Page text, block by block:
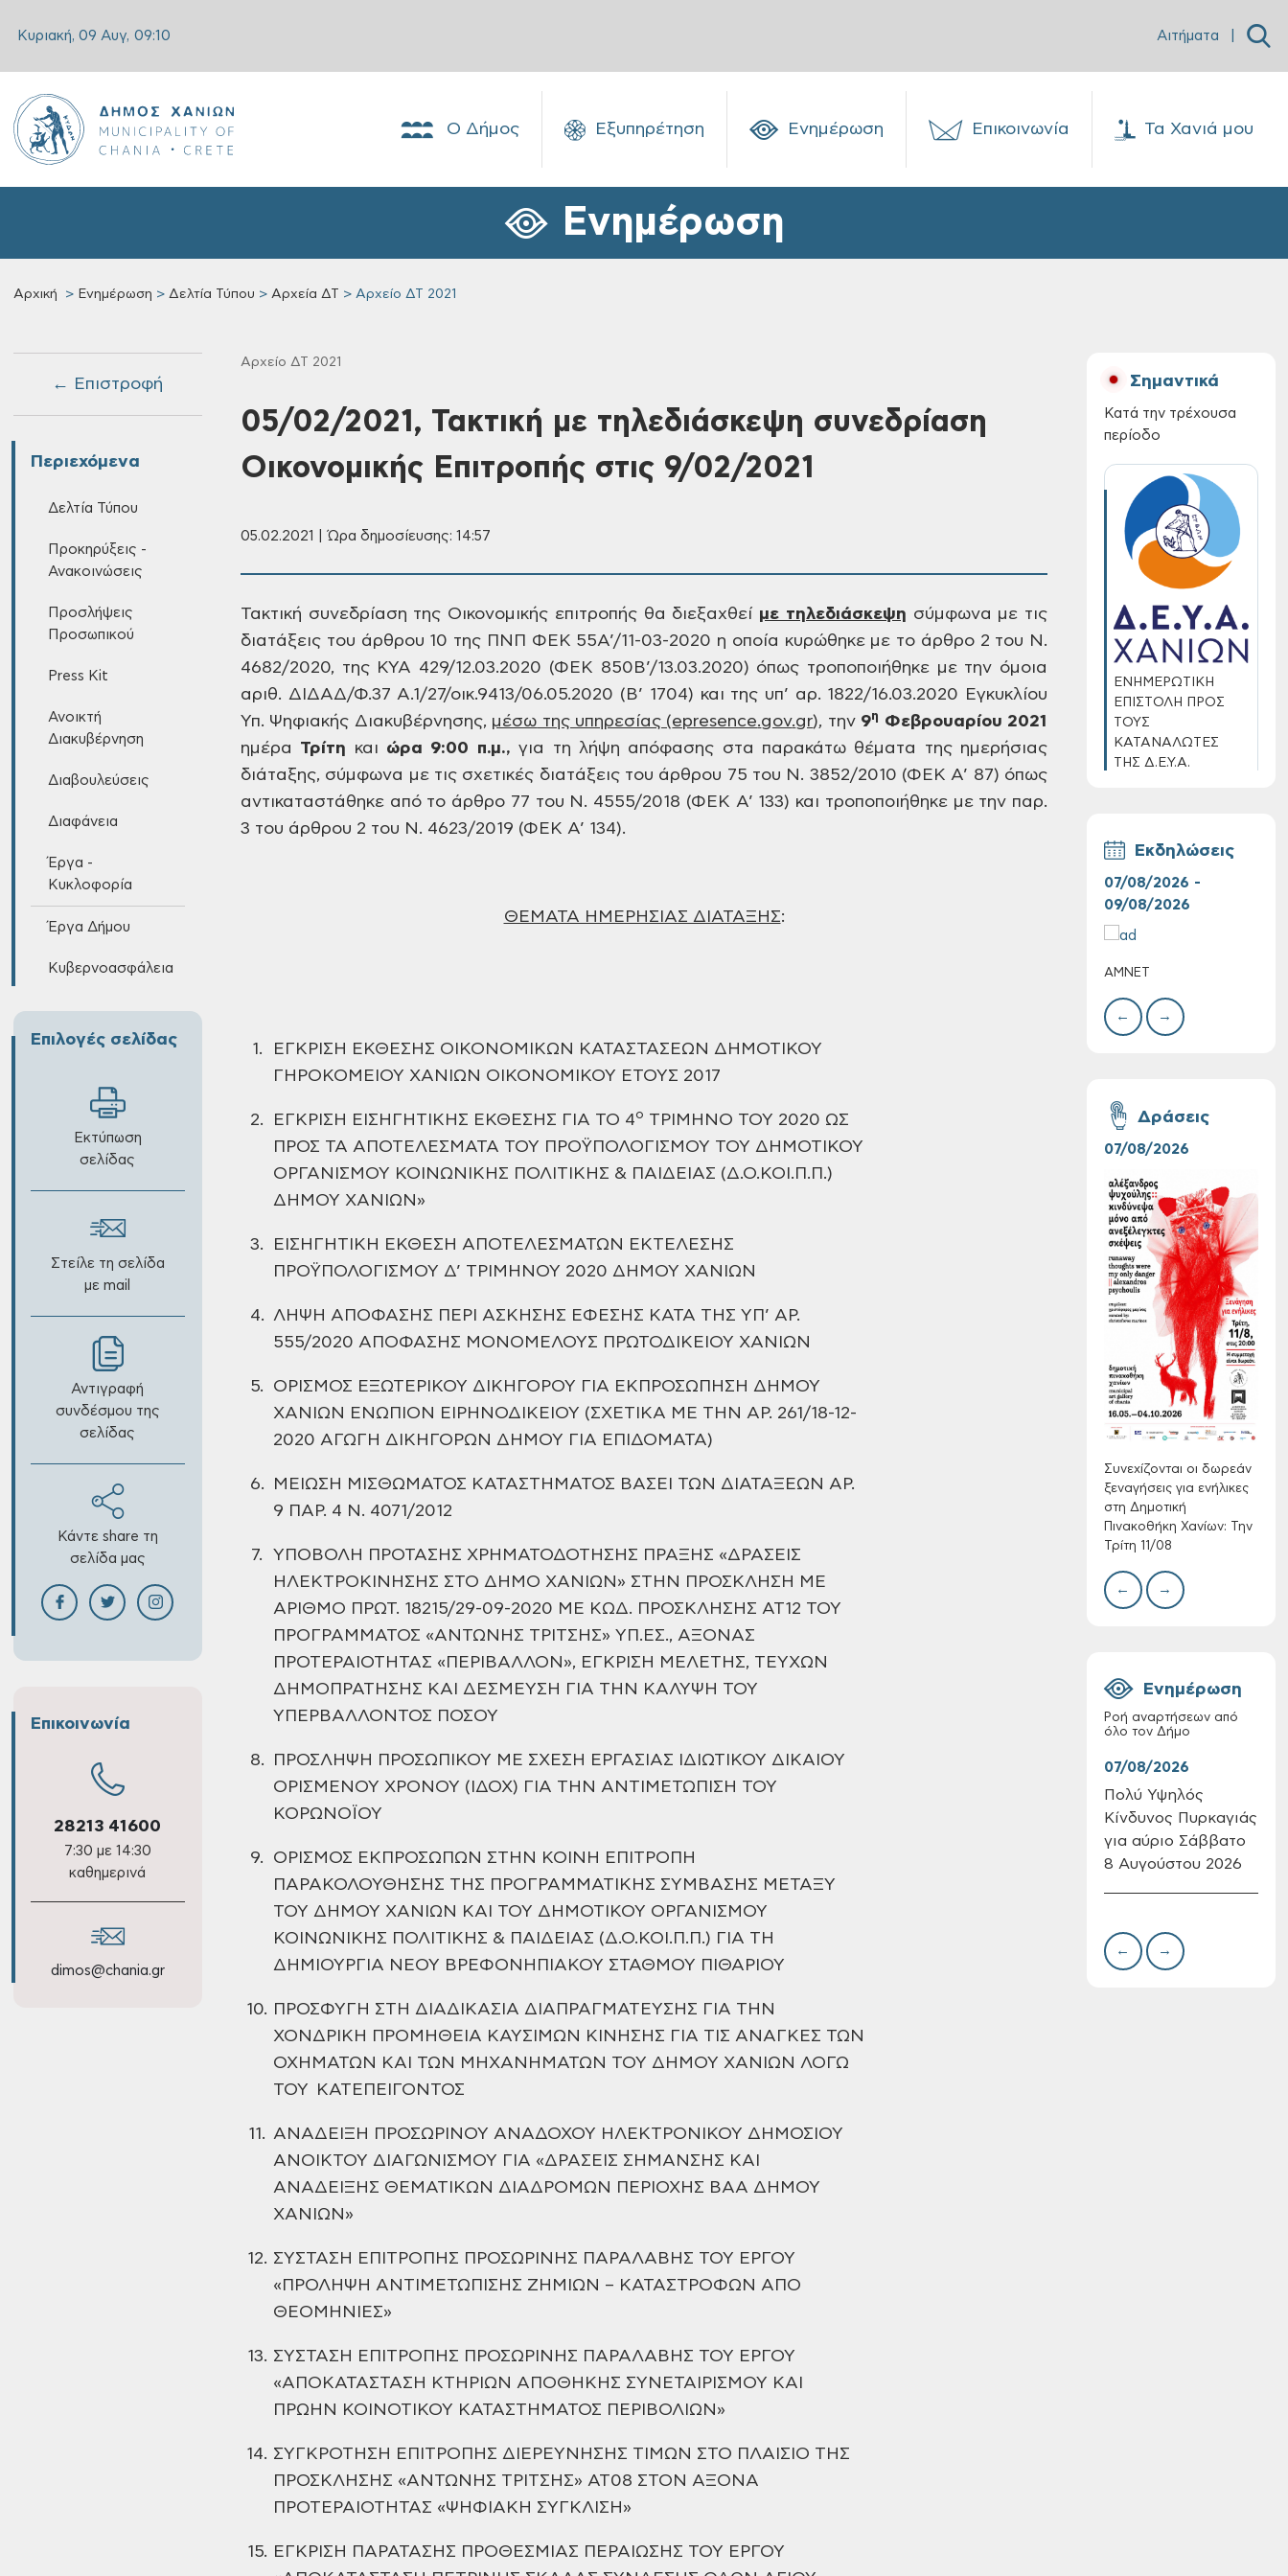
Κυριακή, 09 Αυγ, 09:10 Αιτήματα
Ο Δήμος Εξυπηρέτηση Ενημέρωση Επικοινωνία Τα Χανιά μου
Ενημέρωση
Αρχική Ενημέρωση Δελτία Τύπου Αρχεία ΔΤ Αρχείο ΔΤ 2021
← Επιστροφή
Περιεχόμενα
Δελτία Τύπου
Προκηρύξεις -
Ανακοινώσεις
Προσλήψεις
Προσωπικού
Press Kit
Ανοικτή
Διακυβέρνηση
Διαβουλεύσεις
Διαφάνεια
Έργα -
Κυκλοφορία
Έργα Δήμου
Κυβερνοασφάλεια
Επιλογές σελίδας
Εκτύπωση
σελίδας
Στείλε τη σελίδα
με mail
Αντιγραφή
συνδέσμου της
σελίδας
Κάντε share τη
σελίδα μας
Επικοινωνία
28213 41600
7:30 με 14:30
καθημερινά
dimos@chania.gr
Αρχείο ΔΤ 2021
05/02/2021, Τακτική με τηλεδιάσκεψη συνεδρίαση
Οικονομικής Επιτροπής στις 9/02/2021
05.02.2021 | Ώρα δημοσίευσης: 14:57
Τακτική συνεδρίαση της Οικονομικής επιτροπής θα διεξαχθεί με τηλεδιάσκεψη σύμφωνα με τις
διατάξεις του άρθρου 10 της ΠΝΠ ΦΕΚ 55Α’/11-03-2020 η οποία κυρώθηκε με το άρθρο 2 του Ν.
4682/2020, της ΚΥΑ 429/12.03.2020 (ΦΕΚ 850Β’/13.03.2020) όπως τροποποιήθηκε με την όμοια
αριθ. ΔΙΔΑΔ/Φ.37 Α.1/27/οικ.9413/06.05.2020 (Β’ 1704) και της υπ’ αρ. 1822/16.03.2020 Εγκυκλίου
Υπ. Ψηφιακής Διακυβέρνησης, μέσω της υπηρεσίας (epresence.gov.gr), την9η Φεβρουαρίου 2021
ημέρα
Τρίτη και ώρα 9:00 π.μ.,για τη λήψη απόφασης στα παρακάτω θέματα της ημερήσιας
διάταξης, σύμφωνα με τις σχετικές διατάξεις του άρθρου 75 του Ν. 3852/2010 (ΦΕΚ Α’ 87) όπως
αντικαταστάθηκε από το άρθρο 77 του Ν. 4555/2018 (ΦΕΚ Α’ 133) και τροποποιήθηκεμε την παρ.
3 του άρθρου 2 του Ν. 4623/2019 (ΦΕΚ Α’ 134).
ΘΕΜΑΤΑ ΗΜΕΡΗΣΙΑΣ ΔΙΑΤΑΞΗΣ:
1.
ΕΓΚΡΙΣΗ ΕΚΘΕΣΗΣ ΟΙΚΟΝΟΜΙΚΩΝ ΚΑΤΑΣΤΑΣΕΩΝ ΔΗΜΟΤΙΚΟΥ
ΓΗΡΟΚΟΜΕΙΟΥ ΧΑΝΙΩΝ ΟΙΚΟΝΟΜΙΚΟΥ ΕΤΟΥΣ 2017
2. ΕΓΚΡΙΣΗ ΕΙΣΗΓΗΤΙΚΗΣ ΕΚΘΕΣΗΣ ΓΙΑ ΤΟ 4ο ΤΡΙΜΗΝΟ ΤΟΥ 2020 ΩΣ
ΠΡΟΣ ΤΑ ΑΠΟΤΕΛΕΣΜΑΤΑ ΤΟΥ ΠΡΟΫΠΟΛΟΓΙΣΜΟΥ ΤΟΥ ΔΗΜΟΤΙΚΟΥ
ΟΡΓΑΝΙΣΜΟΥ ΚΟΙΝΩΝΙΚΗΣ ΠΟΛΙΤΙΚΗΣ & ΠΑΙΔΕΙΑΣ (Δ.Ο.ΚΟΙ.Π.Π.)
ΔΗΜΟΥ ΧΑΝΙΩΝ»
3.
ΕΙΣΗΓΗΤΙΚΗ ΕΚΘΕΣΗ ΑΠΟΤΕΛΕΣΜΑΤΩΝ ΕΚΤΕΛΕΣΗΣ
ΠΡΟΫΠΟΛΟΓΙΣΜΟΥ Δ’ ΤΡΙΜΗΝΟΥ 2020 ΔΗΜΟΥ ΧΑΝΙΩΝ
4. ΛΗΨΗ ΑΠΟΦΑΣΗΣ ΠΕΡΙ ΑΣΚΗΣΗΣ ΕΦΕΣΗΣ ΚΑΤΑ ΤΗΣ ΥΠ’ ΑΡ.
555/2020 ΑΠΟΦΑΣΗΣ ΜΟΝΟΜΕΛΟΥΣ ΠΡΩΤΟΔΙΚΕΙΟΥ ΧΑΝΙΩΝ
5.
ΟΡΙΣΜΟΣ ΕΞΩΤΕΡΙΚΟΥ ΔΙΚΗΓΟΡΟΥ ΓΙΑ ΕΚΠΡΟΣΩΠΗΣΗ ΔΗΜΟΥ
ΧΑΝΙΩΝ ΕΝΩΠΙΟΝ ΕΙΡΗΝΟΔΙΚΕΙΟΥ (ΣΧΕΤΙΚΑ ΜΕ ΤΗΝ ΑΡ. 261/18-12-
2020 ΑΓΩΓΗ ΔΙΚΗΓΟΡΩΝ ΔΗΜΟΥ ΓΙΑ ΕΠΙΔΟΜΑΤΑ)
6.
ΜΕΙΩΣΗ ΜΙΣΘΩΜΑΤΟΣ ΚΑΤΑΣΤΗΜΑΤΟΣ ΒΑΣΕΙ ΤΩΝ ΔΙΑΤΑΞΕΩΝ ΑΡ.
9 ΠΑΡ. 4 Ν. 4071/2012
7.
ΥΠΟΒΟΛΗ ΠΡΟΤΑΣΗΣ ΧΡΗΜΑΤΟΔΟΤΗΣΗΣ ΠΡΑΞΗΣ «ΔΡΑΣΕΙΣ
ΗΛΕΚΤΡΟΚΙΝΗΣΗΣ ΣΤΟ ΔΗΜΟ ΧΑΝΙΩΝ» ΣΤΗΝ ΠΡΟΣΚΛΗΣΗ ΜΕ
ΑΡΙΘΜΟ ΠΡΩΤ. 18215/29-09-2020 ΜΕ ΚΩΔ. ΠΡΟΣΚΛΗΣΗΣ ΑΤ12 ΤΟΥ
ΠΡΟΓΡΑΜΜΑΤΟΣ «ΑΝΤΩΝΗΣ ΤΡΙΤΣΗΣ» ΥΠ.ΕΣ., ΑΞΟΝΑΣ
ΠΡΟΤΕΡΑΙΟΤΗΤΑΣ «ΠΕΡΙΒΑΛΛΟΝ», ΕΓΚΡΙΣΗ ΜΕΛΕΤΗΣ, ΤΕΥΧΩΝ
ΔΗΜΟΠΡΑΤΗΣΗΣ ΚΑΙ ΔΕΣΜΕΥΣΗ ΓΙΑ ΤΗΝ ΚΑΛΥΨΗ ΤΟΥ
ΥΠΕΡΒΑΛΛΟΝΤΟΣ ΠΟΣΟΥ
8.
ΠΡΟΣΛΗΨΗ ΠΡΟΣΩΠΙΚΟΥ ΜΕ ΣΧΕΣΗ ΕΡΓΑΣΙΑΣ ΙΔΙΩΤΙΚΟΥ ΔΙΚΑΙΟΥ
ΟΡΙΣΜΕΝΟΥ ΧΡΟΝΟΥ (ΙΔΟΧ) ΓΙΑ ΤΗΝ ΑΝΤΙΜΕΤΩΠΙΣΗ ΤΟΥ
ΚΟΡΩΝΟΪΟΥ
9.
ΟΡΙΣΜΟΣ ΕΚΠΡΟΣΩΠΩΝ ΣΤΗΝ ΚΟΙΝΗ ΕΠΙΤΡΟΠΗ
ΠΑΡΑΚΟΛΟΥΘΗΣΗΣ ΤΗΣ ΠΡΟΓΡΑΜΜΑΤΙΚΗΣ ΣΥΜΒΑΣΗΣ ΜΕΤΑΞΥ
ΤΟΥ ΔΗΜΟΥ ΧΑΝΙΩΝ ΚΑΙ ΤΟΥ ΔΗΜΟΤΙΚΟΥ ΟΡΓΑΝΙΣΜΟΥ
ΚΟΙΝΩΝΙΚΗΣ ΠΟΛΙΤΙΚΗΣ & ΠΑΙΔΕΙΑΣ (Δ.Ο.ΚΟΙ.Π.Π.) ΓΙΑ ΤΗ
ΔΗΜΙΟΥΡΓΙΑ ΝΕΟΥ ΒΡΕΦΟΝΗΠΙΑΚΟΥ ΣΤΑΘΜΟΥ ΠΙΘΑΡΙΟΥ
10. ΠΡΟΣΦΥΓΗ ΣΤΗ ΔΙΑΔΙΚΑΣΙΑ ΔΙΑΠΡΑΓΜΑΤΕΥΣΗΣ ΓΙΑ ΤΗΝ
ΧΟΝΔΡΙΚΗ ΠΡΟΜΗΘΕΙΑ ΚΑΥΣΙΜΩΝ ΚΙΝΗΣΗΣ ΓΙΑ ΤΙΣ ΑΝΑΓΚΕΣ ΤΩΝ
ΟΧΗΜΑΤΩΝ ΚΑΙ ΤΩΝ
ΜΗΧΑΝΗΜΑΤΩΝ ΤΟΥ ΔΗΜΟΥ ΧΑΝΙΩΝ ΛΟΓΩ
ΤΟΥ
ΚΑΤΕΠΕΙΓΟΝΤΟΣ
11. ΑΝΑΔΕΙΞΗ ΠΡΟΣΩΡΙΝΟΥ ΑΝΑΔΟΧΟΥ ΗΛΕΚΤΡΟΝΙΚΟΥ ΔΗΜΟΣΙΟΥ
ΑΝΟΙΚΤΟΥ ΔΙΑΓΩΝΙΣΜΟΥ ΓΙΑ «ΔΡΑΣΕΙΣ ΣΗΜΑΝΣΗΣ ΚΑΙ
ΑΝΑΔΕΙΞΗΣ ΘΕΜΑΤΙΚΩΝ ΔΙΑΔΡΟΜΩΝ ΠΕΡΙΟΧΗΣ ΒΑΑ ΔΗΜΟΥ
ΧΑΝΙΩΝ»
12. ΣΥΣΤΑΣΗ ΕΠΙΤΡΟΠΗΣ ΠΡΟΣΩΡΙΝΗΣ ΠΑΡΑΛΑΒΗΣ ΤΟΥ ΕΡΓΟΥ
«ΠΡΟΛΗΨΗ ΑΝΤΙΜΕΤΩΠΙΣΗΣ ΖΗΜΙΩΝ – ΚΑΤΑΣΤΡΟΦΩΝ ΑΠΟ
ΘΕΟΜΗΝΙΕΣ»
13. ΣΥΣΤΑΣΗ ΕΠΙΤΡΟΠΗΣ ΠΡΟΣΩΡΙΝΗΣ ΠΑΡΑΛΑΒΗΣ ΤΟΥ ΕΡΓΟΥ
«ΑΠΟΚΑΤΑΣΤΑΣΗ ΚΤΗΡΙΩΝ ΑΠΟΘΗΚΗΣ ΣΥΝΕΤΑΙΡΙΣΜΟΥ ΚΑΙ
ΠΡΩΗΝ ΚΟΙΝΟΤΙΚΟΥ ΚΑΤΑΣΤΗΜΑΤΟΣ ΠΕΡΙΒΟΛΙΩΝ»
14. ΣΥΓΚΡΟΤΗΣΗ ΕΠΙΤΡΟΠΗΣ ΔΙΕΡΕΥΝΗΣΗΣ ΤΙΜΩΝ ΣΤΟ ΠΛΑΙΣΙΟ ΤΗΣ
ΠΡΟΣΚΛΗΣΗΣ «ΑΝΤΩΝΗΣ ΤΡΙΤΣΗΣ» ΑΤ08 ΣΤΟΝ ΑΞΟΝΑ
ΠΡΟΤΕΡΑΙΟΤΗΤΑΣ «ΨΗΦΙΑΚΗ ΣΥΓΚΛΙΣΗ»
15. ΕΓΚΡΙΣΗ ΠΑΡΑΤΑΣΗΣ ΠΡΟΘΕΣΜΙΑΣ ΠΕΡΑΙΩΣΗΣ ΤΟΥ ΕΡΓΟΥ
Σημαντικά
Κατά την τρέχουσα
περίοδο
ΕΝΗΜΕΡΩΤΙΚΗ
ΕΠΙΣΤΟΛΗ ΠΡΟΣ
ΤΟΥΣ
ΚΑΤΑΝΑΛΩΤΕΣ
ΤΗΣ Δ.Ε.Υ.Α.
δωρεάν ξεναγήσεις
για ενήλικες στη
Δημοτική
Την Τρίτη 11/08
Τακτική συνεδρίαση
Δημοτικής
Επιτροπής στις 10-
08-2026
Επαναλειτουργία
Ονουφρίου
Πίνακες Κατάταξης
& Βαθμολογίας,
προσληπτέων και
Ονομαστικοί πίνακες
της προκήρυξης
Εκδηλώσεις
07/08/2026 -
09/08/2026
ΑΜΝΕΤ
← →
Δράσεις
07/08/2026
Συνεχίζονται οι δωρεάν
ξεναγήσεις για ενήλικες
στη Δημοτική
Πινακοθήκη Χανίων: Την
Τρίτη 11/08
← →
Ενημέρωση
Ροή αναρτήσεων από
όλο τον Δήμο
07/08/2026
Πολύ Υψηλός
Κίνδυνος Πυρκαγιάς
για αύριο Σάββατο
8 Αυγούστου 2026
← →